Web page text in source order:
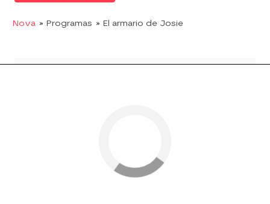
Nova » Programas » El armario de Josie